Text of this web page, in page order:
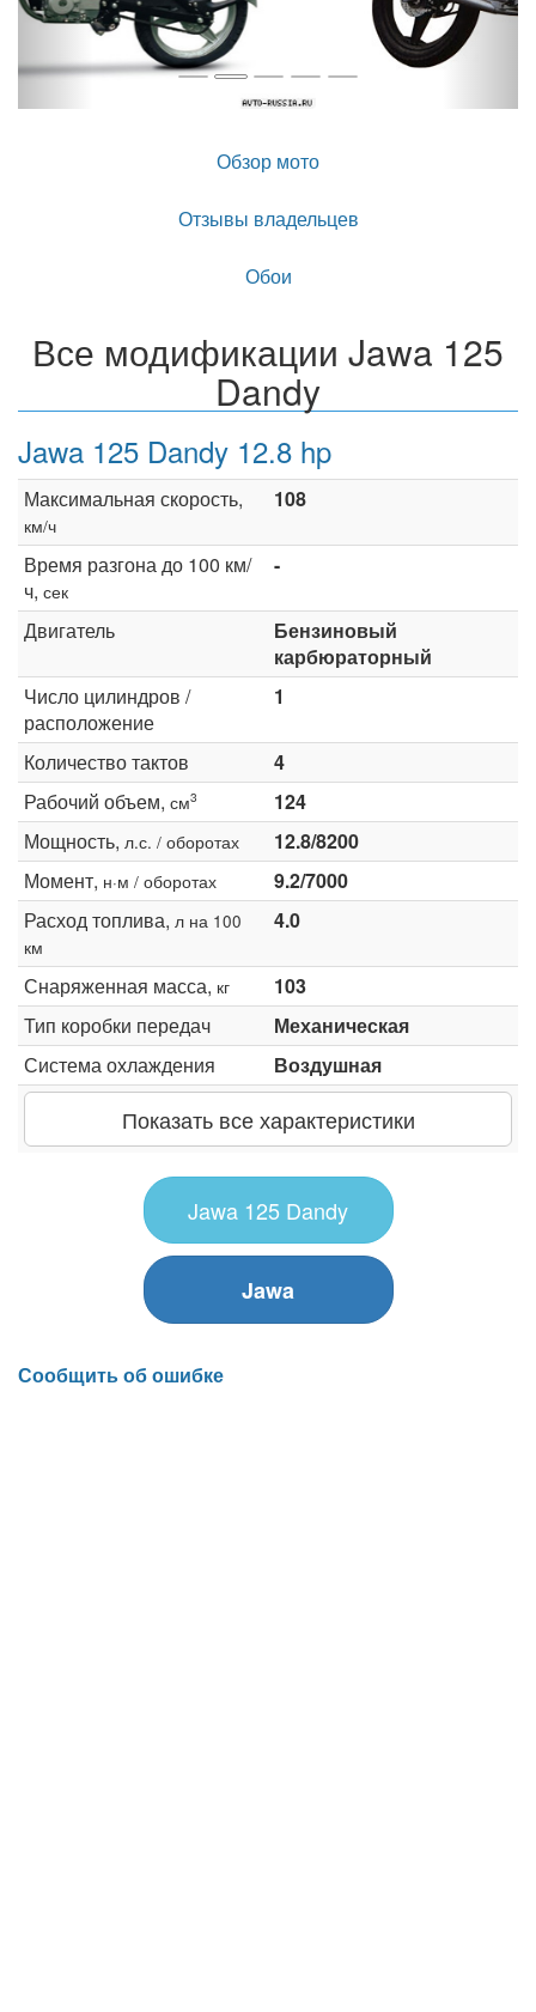
Обзор мото
Отзывы владельцев
Обои
Все модификации Jawa 125
Dandy
Jawa 125 Dandy 12.8 hp
Максимальная скорость,
км/ч
108
Время разгона до 100 км/
ч, сек
-
Двигатель
Бензиновый
карбюраторный
Число цилиндров /
расположение
1
Количество тактов
4
Рабочий объем, см3
124
Мощность, л.с. / оборотах
12.8/8200
Момент, н·м / оборотах
9.2/7000
Расход топлива, л на 100
км
4.0
Снаряженная масса, кг
103
Тип коробки передач
Механическая
Система охлаждения
Воздушная
Показать все характеристики
Jawa 125 Dandy
Jawa
Сообщить об ошибке